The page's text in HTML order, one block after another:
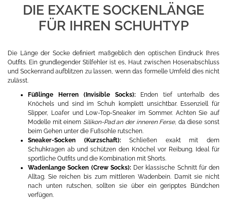
DIE EXAKTE SOCKENLÄNGE
FÜR IHREN SCHUHTYP
Die Länge der Socke definiert maßgeblich den optischen Eindruck Ihres
Outfits. Ein grundlegender Stilfehler ist es, Haut zwischen Hosenabschluss
und Sockenrand aufblitzen zu lassen, wenn das formelle Umfeld dies nicht
zulässt.
Füßlinge Herren (Invisible Socks):Enden tief unterhalb des
Knöchels und sind im Schuh komplett unsichtbar. Essenziell für
Slipper, Loafer und Low-Top-Sneaker im Sommer. Achten Sie auf
Modelle mit einem Silikon-Pad an der inneren Ferse, da diese sonst
beim Gehen unter die Fußsohle rutschen.
Sneaker-Socken (Kurzschaft):Schließen exakt mit dem
Schuhkragen ab und schützen den Knöchel vor Reibung. Ideal für
sportliche Outfits und die Kombination mit Shorts.
Wadenlange Socken (Crew Socks):Der klassische Schnitt für den
Alltag. Sie reichen bis zum mittleren Wadenbein. Damit sie nicht
nach unten rutschen, sollten sie über ein geripptes Bündchen
verfügen.